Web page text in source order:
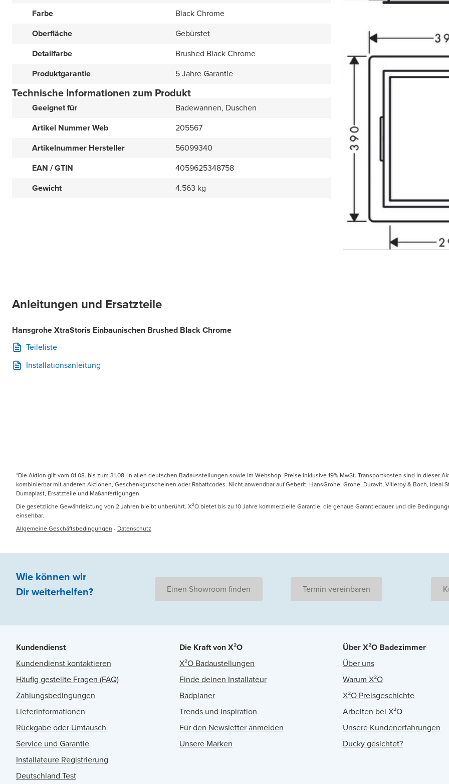
Farbe
Black Chrome
Oberfläche
Gebürstet
Detailfarbe
Brushed Black Chrome
Produktgarantie
5 Jahre Garantie
Technische Informationen zum Produkt
Geeignet für
Badewannen, Duschen
Artikel Nummer Web
205567
Artikelnummer Hersteller
56099340
EAN / GTIN
4059625348758
Gewicht
4.563 kg
Anleitungen und Ersatzteile
Hansgrohe XtraStoris Einbaunischen Brushed Black Chrome
Teileliste
Installationsanleitung
*Die Aktion gilt vom 01.08. bis zum 31.08. in allen deutschen Badausstellungen sowie im Webshop. Preise inklusive 19% MwSt. Transportkosten sind in dieser
kombinierbar mit anderen Aktionen, Geschenkgutscheinen oder Rabattcodes. Nicht anwendbar auf Geberit, HansGrohe, Grohe, Duravit, Villeroy & Boch, Ideal
Dumaplast, Ersatzteile und Maßanfertigungen.
Die gesetzliche Gewährleistung von 2 Jahren bleibt unberührt. X²O bietet bis zu 10 Jahre kommerzielle Garantie, die genaue Garantiedauer und die
einsehbar.
Allgemeine Geschäftsbedingungen - Datenschutz
Wie können wir
Dir weiterhelfen? Einen Showroom finden Termin vereinbaren
Kundendienst
Kundendienst kontaktieren
Häufig gestellte Fragen (FAQ)
Zahlungsbedingungen
Lieferinformationen
Rückgabe oder Umtausch
Service und Garantie
Installateure Registrierung
Deutschland Test
Die Kraft von X²O
X²O Badaustellungen
Finde deinen Installateur
Badplaner
Trends und Inspiration
Für den Newsletter anmelden
Unsere Marken
Über X²O Badezimmer
Über uns
Warum X²O
X²O Preisgeschichte
Arbeiten bei X²O
Unsere Kundenerfahrungen
Ducky gesichtet?